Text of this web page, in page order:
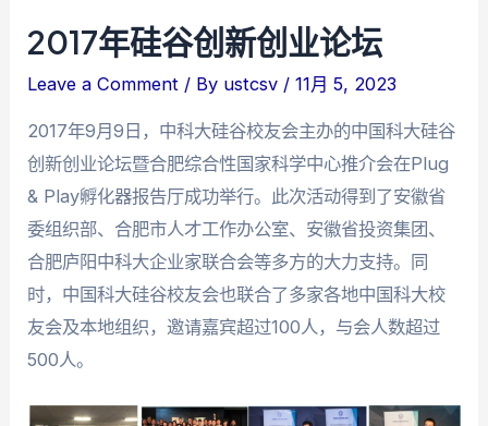
2017年硅谷创新创业论坛
Leave a Comment / By ustcsv /11月 5, 2023
2017年9月9日，中科大硅谷校友会主办的中国科大硅谷
创新创业论坛暨合肥综合性国家科学中心推介会在Plug
& Play孵化器报告厅成功举行。此次活动得到了安徽省
委组织部、合肥市人才工作办公室、安徽省投资集团、
合肥庐阳中科大企业家联合会等多方的大力支持。同
时，中国科大硅谷校友会也联合了多家各地中国科大校
友会及本地组织，邀请嘉宾超过100人，与会人数超过
500人。